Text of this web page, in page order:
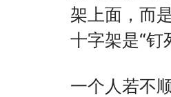
架上面，而
十字架是“钉
一个人若不